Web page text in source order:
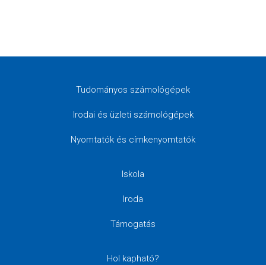
Tudományos számológépek
Irodai és üzleti számológépek
Nyomtatók és címkenyomtatók
Iskola
Iroda
Támogatás
Hol kapható?